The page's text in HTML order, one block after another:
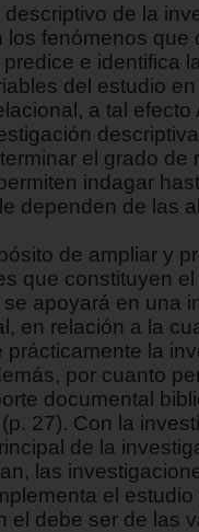
descriptivo de la
los fenómenos que
e identifica
del estudio
a tal
el grado de
indagar
dependen de las
de ampliar y
que constituyen
apoyará en una
en relación a la
prácticamente la
por cuanto
documental
27). Con la
de la
las
el
el debe ser de las